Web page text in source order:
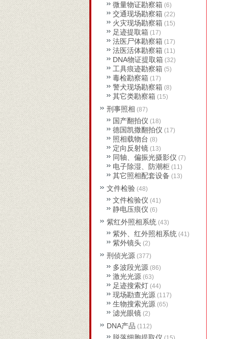
微量物证勘察箱 (6)
交通现场勘察箱 (22)
火灾现场勘察箱 (15)
足迹提取箱 (17)
法医尸体勘察箱 (17)
法医活体勘察箱 (11)
DNA物证提取箱 (32)
工具痕迹勘察箱 (5)
毒检勘察箱 (17)
警犬现场勘察箱 (8)
其它类勘察箱 (15)
刑事照相 (87)
国产翻拍仪 (18)
德国凯撒翻拍仪 (17)
照相载物台 (8)
定向反射镜 (13)
同轴、偏振光摄影仪 (7)
电子除湿、防潮柜 (11)
其它照相配套设备 (13)
文件检验 (48)
文件检验仪 (41)
静电压痕仪 (6)
紫红外照相系统 (43)
紫外、红外照相系统 (41)
紫外镜头 (2)
刑侦光源 (377)
多波段光源 (86)
激光光源 (63)
足迹搜索灯 (44)
现场勘查光源 (117)
生物搜索光源 (65)
滤光眼镜 (2)
DNA产品 (112)